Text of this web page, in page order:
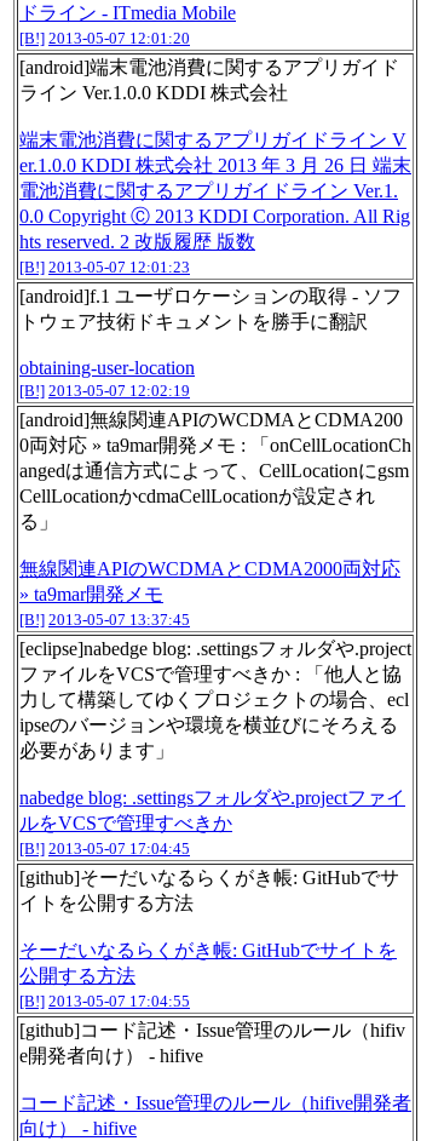
ドライン - ITmedia Mobile
[B!] 2013-05-07 12:01:20
[android]端末電池消費に関するアプリガイド
ライン Ver.1.0.0 KDDI 株式会社
端末電池消費に関するアプリガイドライン V
er.1.0.0 KDDI 株式会社 2013 年 3 月 26 日 端末
電池消費に関するアプリガイドライン Ver.1.
0.0 Copyright Ⓒ 2013 KDDI Corporation. All Rig
hts reserved. 2 改版履歴 版数
[B!] 2013-05-07 12:01:23
[android]f.1 ユーザロケーションの取得 - ソフ
トウェア技術ドキュメントを勝手に翻訳
obtaining-user-location
[B!] 2013-05-07 12:02:19
[android]無線関連APIのWCDMAとCDMA200
0両対応 » ta9mar開発メモ : 「onCellLocationCh
angedは通信方式によって、CellLocationにgsm
CellLocationかcdmaCellLocationが設定され
る」
無線関連APIのWCDMAとCDMA2000両対応
» ta9mar開発メモ
[B!] 2013-05-07 13:37:45
[eclipse]nabedge blog: .settingsフォルダや.project
ファイルをVCSで管理すべきか : 「他人と協
力して構築してゆくプロジェクトの場合、ecl
ipseのバージョンや環境を横並びにそろえる
必要があります」
nabedge blog: .settingsフォルダや.projectファイ
ルをVCSで管理すべきか
[B!] 2013-05-07 17:04:45
[github]そーだいなるらくがき帳: GitHubでサ
イトを公開する方法
そーだいなるらくがき帳: GitHubでサイトを
公開する方法
[B!] 2013-05-07 17:04:55
[github]コード記述・Issue管理のルール（hifiv
e開発者向け） - hifive
コード記述・Issue管理のルール（hifive開発者
向け） - hifive